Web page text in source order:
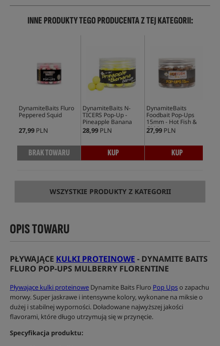
INNE PRODUKTY TEGO PRODUCENTA Z TEJ KATEGORII:
DynamiteBaits Fluro
Peppered Squid
27,99 PLN
BRAK TOWARU
DynamiteBaits N-
TICERS Pop-Up -
Pineapple Banana
28,99 PLN
KUP
DynamiteBaits
Foodbait Pop-Ups
15mm - Hot Fish &
GLM
27,99 PLN
KUP
WSZYSTKIE PRODUKTY Z KATEGORII
OPIS TOWARU
PŁYWAJĄCE KULKI PROTEINOWE - DYNAMITE BAITS
FLURO POP-UPS MULBERRY FLORENTINE
Pływające kulki proteinowe Dynamite Baits Fluro Pop Upso zapachu
morwy. Super jaskrawe i intensywne kolory, wykonane na miksie o
dużej i stabilnej wyporności. Doładowane najwyższej jakości
flavorami, które długo utrzymują się w przynęcie.
Specyfikacja produktu: